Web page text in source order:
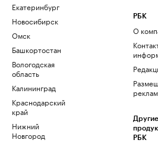
Екатеринбург
Новосибирск
Омск
Башкортостан
Вологодская
область
Калининград
Краснодарский
край
Нижний
Новгород
РБК
О
Другие
РБК